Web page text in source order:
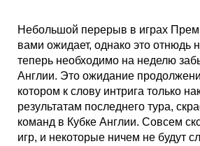
Небольшой перерыв в играх
вами ожидает, однако это отнюдь
теперь необходимо на неделю
Англии. Это ожидание
котором к слову интрига только
результатам последнего тура,
команд в Кубке Англии. Совсем
игр, и некоторые ничем не будут